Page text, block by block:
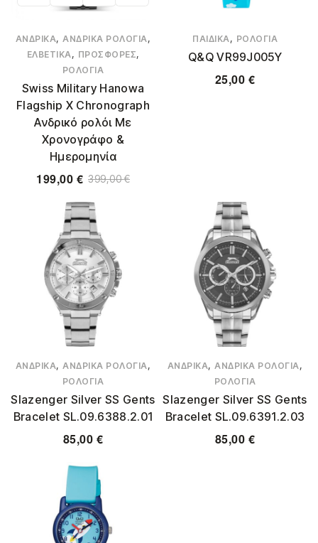
ΑΝΔΡΙΚΆ,ΑΝΔΡΙΚΆ ΡΟΛΌΓΙΑ,
ΕΛΒΕΤΙΚΆ, ΠΡΟΣΦΟΡΈΣ,
ΡΟΛΌΓΙΑ
Swiss Military Hanowa
Flagship X Chronograph
Ανδρικό ρολόι Με
Χρονογράφο &
Ημερομηνία
399,00€
199,00 €
ΠΑΙΔΙΚΆ, ΡΟΛΌΓΙΑ
Q&Q VR99J005Y
25,00 €
ΑΝΔΡΙΚΆ,ΑΝΔΡΙΚΆ ΡΟΛΌΓΙΑ,
ΡΟΛΌΓΙΑ
Slazenger Silver SS Gents
Bracelet SL.09.6388.2.01
85,00 €
ΑΝΔΡΙΚΆ,ΑΝΔΡΙΚΆ ΡΟΛΌΓΙΑ,
ΡΟΛΌΓΙΑ
Slazenger Silver SS Gents
Bracelet SL.09.6391.2.03
85,00 €